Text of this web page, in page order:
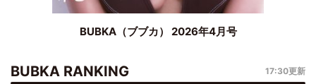
BUBKA（ブブカ） 2026年4月号
BUBKA RANKING 17:30更新